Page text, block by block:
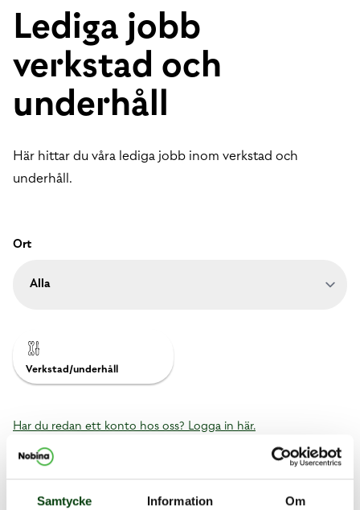
Samtycke Information Om
Lediga jobb
verkstad och
underhåll
Här hittar du våra lediga jobb inom verkstad och
underhåll.
Ort
Verkstad/underhåll
Har du redan ett konto hos oss? Logga in här.
4lediga tjänster hittades